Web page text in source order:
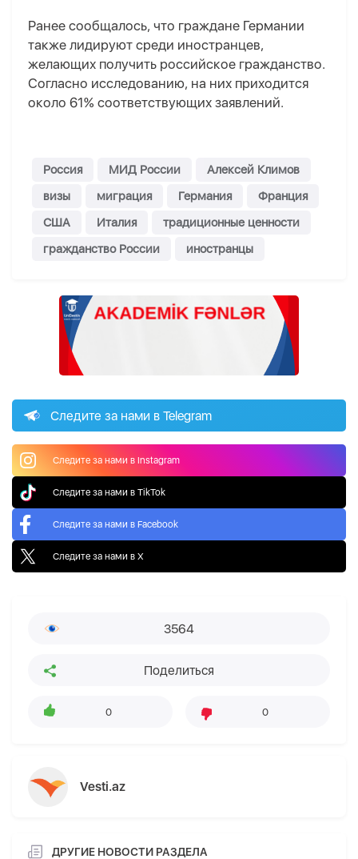
Ранее сообщалось, что граждане Германии
также лидируют среди иностранцев,
желающих получить российское гражданство.
Согласно исследованию, на них приходится
около 61% соответствующих заявлений.
Россия МИД России
Алексей Климов
визы
миграция Германия
Франция
США
Италия
традиционные ценности
гражданство России
иностранцы
Следите за нами в Telegram
Следите за нами в Instagram
Следите за нами в TikTok
Следите за нами в Facebook
Следите за нами в X
3564
Поделиться
0 0
Vesti.az
ДРУГИЕ НОВОСТИ РАЗДЕЛА